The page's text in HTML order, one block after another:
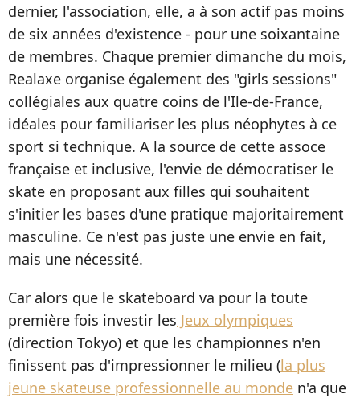
dernier, l'association, elle, a à son actif pas moins
de six années d'existence - pour une soixantaine
de membres. Chaque premier dimanche du mois,
Realaxe organise également des "girls sessions"
collégiales aux quatre coins de l'Ile-de-France,
idéales pour familiariser les plus néophytes à ce
sport si technique. A la source de cette assoce
française et inclusive, l'envie de démocratiser le
skate en proposant aux filles qui souhaitent
s'initier les bases d'une pratique majoritairement
masculine. Ce n'est pas juste une envie en fait,
mais une nécessité.
Car alors que le skateboard va pour la toute
première fois investir les Jeux olympiques
(direction Tokyo) et que les championnes n'en
finissent pas d'impressionner le milieu (la plus
jeune skateuse professionnelle au monde n'a que